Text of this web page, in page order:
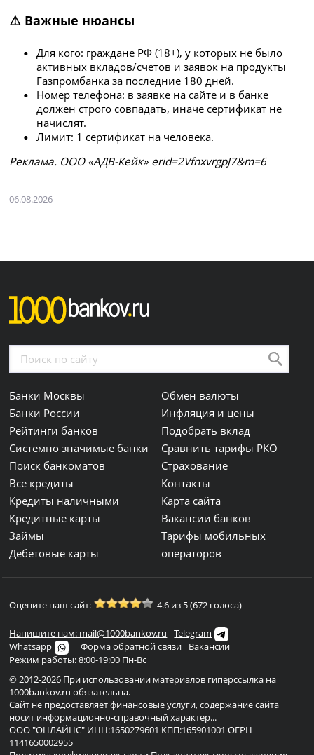
⚠️ Важные нюансы
Для кого: граждане РФ (18+), у которых не было
активных вкладов/счетов и заявок на продукты
Газпромбанка за последние 180 дней.
Номер телефона: в заявке на сайте и в банке
должен строго совпадать, иначе сертификат не
начислят.
Лимит: 1 сертификат на человека.
Рeклaмa. ООО «АДВ-Кейк» erid=2VfnxvrgpJ7&m=6
06.08.2026
Банки Москвы
Банки России
Рейтинги банков
Системно значимые банки
Поиск банкоматов
Все кредиты
Кредиты наличными
Кредитные карты
Займы
Дебетовые карты
Обмен валюты
Инфляция и цены
Подобрать вклад
Сравнить тарифы РКО
Страхование
Контакты
Карта сайта
Вакансии банков
Тарифы мобильных
операторов
Оцените наш сайт: 4.6 из 5 (672 голоса)
Напишите нам: mail@1000bankov.ru
Telegram
Whatsapp
Форма обратной связи
Вакансии
Режим работы: 8:00-19:00 Пн-Вс
© 2012-2026 При использовании материалов гиперссылка на
1000bankov.ru обязательна.
Сайт не предоставляет финансовые услуги, содержание сайта
носит информационно-справочный характер...
ООО "ОНЛАЙНС" ИНН:1650279601 КПП:165901001 ОГРН
1141650002955